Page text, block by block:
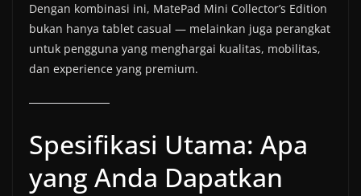
Dengan kombinasi ini, MatePad Mini Collector’s Edition
bukan hanya tablet casual — melainkan juga perangkat
untuk pengguna yang menghargai kualitas, mobilitas,
dan experience yang premium.
Spesifikasi Utama: Apa
yang Anda Dapatkan